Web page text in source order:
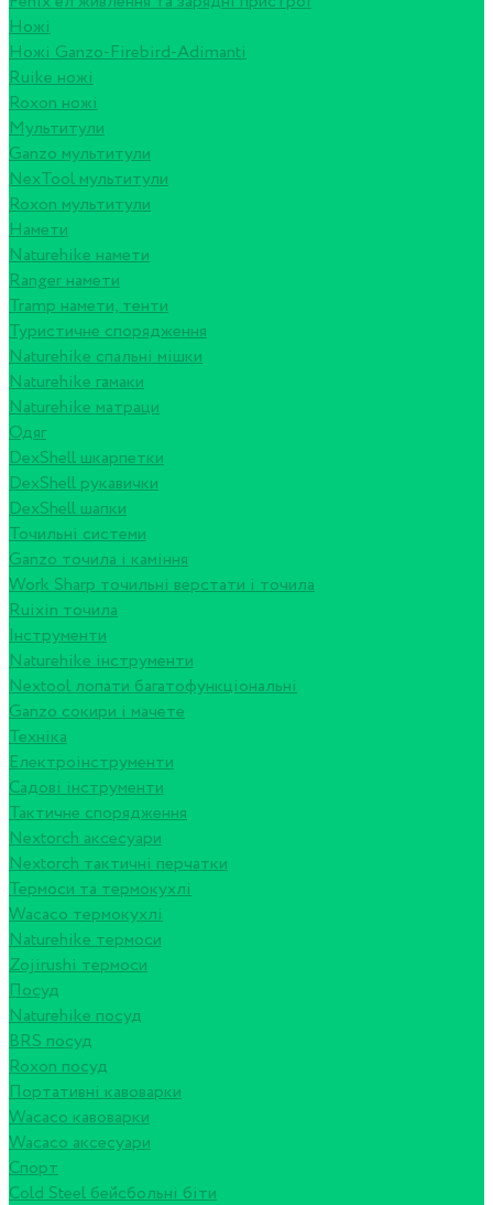
Ножі
Ножі Ganzo-Firebird-Adimanti
Ruike ножі
Roxon ножi
Мультитули
Ganzo мультитули
NexTool мультитули
Roxon мультитули
Намети
Naturehike намети
Ranger намети
Tramp намети, тенти
Туристичне спорядження
Naturehike спальні мішки
Naturehike гамаки
Naturehike матраци
Одяг
DexShell шкарпетки
DexShell рукавички
DexShell шапки
Точильні системи
Ganzo точила і каміння
Work Sharp точильні верстати і точила
Ruixin точила
Інструменти
Naturehike інструменти
Nextool лопати багатофункціональні
Ganzo сокири і мачете
Техніка
Електроінструменти
Садові інструменти
Тактичне спорядження
Nextorch аксесуари
Nextorch тактичні перчатки
Термоси та термокухлі
Wacaco термокухлі
Naturehike термоси
Zojirushi термоси
Посуд
Naturehike посуд
BRS посуд
Roxon посуд
Портативні кавоварки
Wacaco кавоварки
Wacaco аксесуари
Спорт
Cold Steel бейсбольні біти